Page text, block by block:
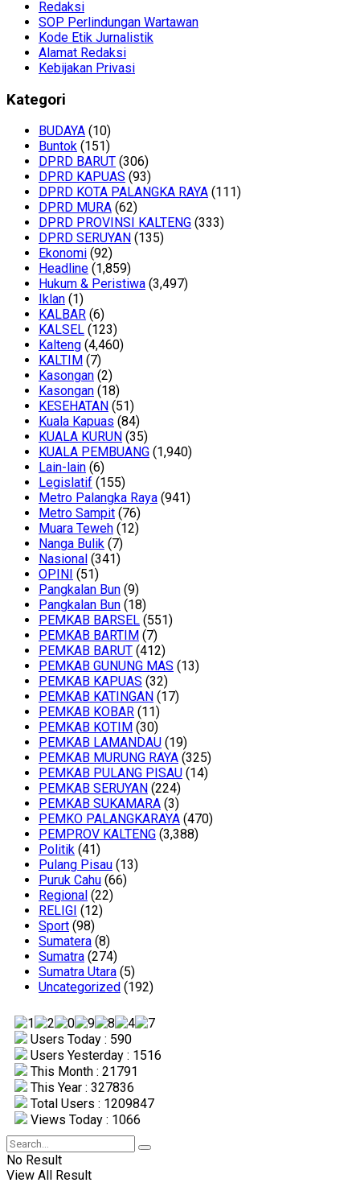
Redaksi
SOP Perlindungan Wartawan
Kode Etik Jurnalistik
Alamat Redaksi
Kebijakan Privasi
Kategori
BUDAYA (10)
Buntok (151)
DPRD BARUT (306)
DPRD KAPUAS (93)
DPRD KOTA PALANGKA RAYA (111)
DPRD MURA (62)
DPRD PROVINSI KALTENG (333)
DPRD SERUYAN (135)
Ekonomi (92)
Headline (1,859)
Hukum & Peristiwa (3,497)
Iklan (1)
KALBAR (6)
KALSEL (123)
Kalteng (4,460)
KALTIM (7)
Kasongan (2)
Kasongan (18)
KESEHATAN (51)
Kuala Kapuas (84)
KUALA KURUN (35)
KUALA PEMBUANG (1,940)
Lain-lain (6)
Legislatif (155)
Metro Palangka Raya (941)
Metro Sampit (76)
Muara Teweh (12)
Nanga Bulik (7)
Nasional (341)
OPINI (51)
Pangkalan Bun (9)
Pangkalan Bun (18)
PEMKAB BARSEL (551)
PEMKAB BARTIM (7)
PEMKAB BARUT (412)
PEMKAB GUNUNG MAS (13)
PEMKAB KAPUAS (32)
PEMKAB KATINGAN (17)
PEMKAB KOBAR (11)
PEMKAB KOTIM (30)
PEMKAB LAMANDAU (19)
PEMKAB MURUNG RAYA (325)
PEMKAB PULANG PISAU (14)
PEMKAB SERUYAN (224)
PEMKAB SUKAMARA (3)
PEMKO PALANGKARAYA (470)
PEMPROV KALTENG (3,388)
Politik (41)
Pulang Pisau (13)
Puruk Cahu (66)
Regional (22)
RELIGI (12)
Sport (98)
Sumatera (8)
Sumatra (274)
Sumatra Utara (5)
Uncategorized (192)
Users Today : 590
Users Yesterday : 1516
This Month : 21791
This Year : 327836
Total Users : 1209847
Views Today : 1066
No Result
View All Result